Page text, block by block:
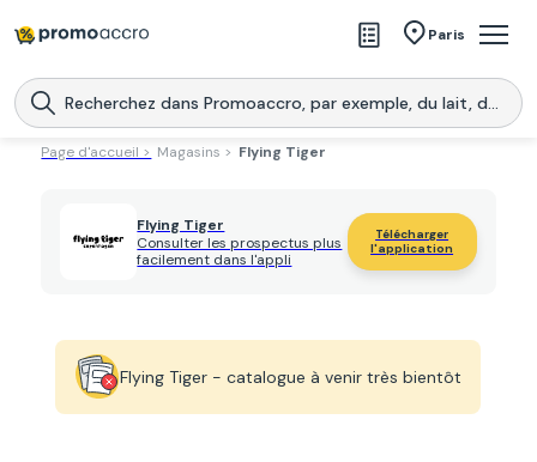
Paris
Magasins
Produits
l'application
Page d'accueil > Magasins > Flying Tiger
Flying Tiger
Consulter les prospectus plus
facilement dans l'appli
Télécharger
l'application
Flying Tiger - catalogue à venir très bientôt